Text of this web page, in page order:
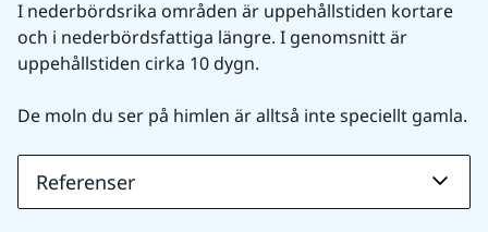
I nederbördsrika områden är uppehållstiden kortare
och i nederbördsfattiga längre. I genomsnitt är
uppehållstiden cirka 10 dygn.
De moln du ser på himlen är alltså inte speciellt gamla.
Referenser